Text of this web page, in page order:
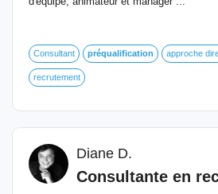
Consultant préqualification approche
recrutement
Diane D.
Consultante en